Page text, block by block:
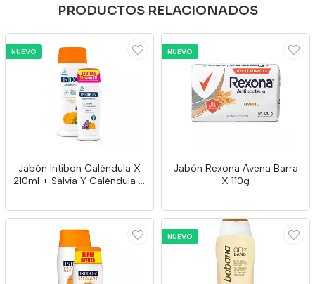
PRODUCTOS RELACIONADOS
NUEVO
Jabón Intibon Caléndula X
210ml + Salvia Y Caléndula X
NUEVO
Jabón Rexona Avena Barra
X 110g
NUEVO